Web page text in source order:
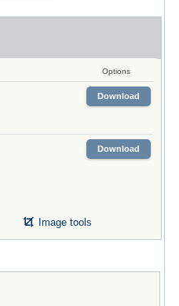
Options
Download
Download
Image tools